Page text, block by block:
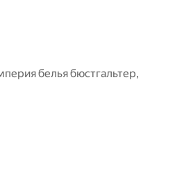
белья бюстгальтер,